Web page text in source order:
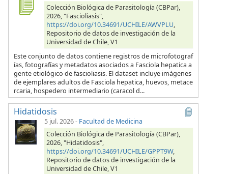
Colección Biológica de Parasitología (CBPar),
2026, "Fascioliasis",
https://doi.org/10.34691/UCHILE/AWVPLU,
Repositorio de datos de investigación de la
Universidad de Chile, V1
Este conjunto de datos contiene registros de microfotograf
ías, fotografías y metadatos asociados a Fasciola hepatica a
gente etiológico de fascioliasis. El dataset incluye imágenes
de ejemplares adultos de Fasciola hepatica, huevos, metace
rcaria, hospedero intermediario (caracol d...
Hidatidosis
5 jul. 2026- Facultad de Medicina
Colección Biológica de Parasitología (CBPar),
2026, "Hidatidosis",
https://doi.org/10.34691/UCHILE/GPPT9W,
Repositorio de datos de investigación de la
Universidad de Chile, V1